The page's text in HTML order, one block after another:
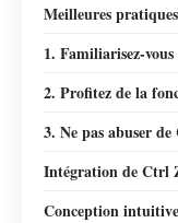
Meilleures
1. Familiarisez-
2. Profitez de la
3. Ne pas abuser
Intégration de Ctrl
Conception